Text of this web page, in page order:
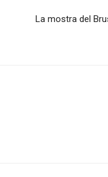
La mostra del